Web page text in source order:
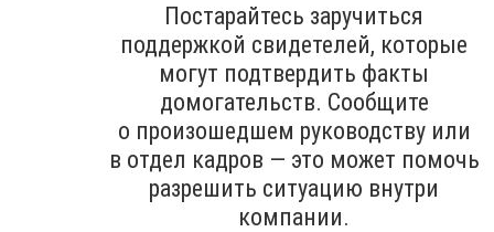
Постарайтесь заручиться
поддержкой свидетелей, которые
могут подтвердить факты
домогательств. Сообщите
о произошедшем руководству или
в отдел кадров — это может помочь
разрешить ситуацию внутри
компании.